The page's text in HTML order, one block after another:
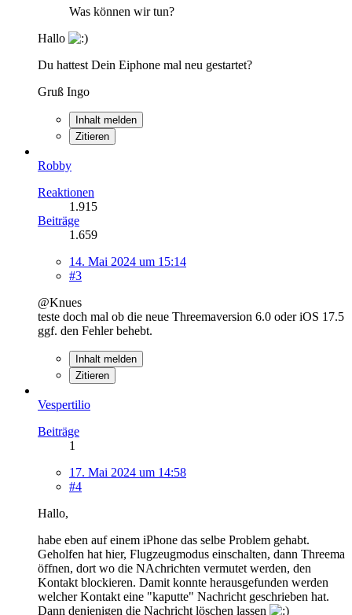
Was können wir tun?
Hallo
Du hattest Dein Eiphone mal neu gestartet?
Gruß Ingo
Inhalt melden
Zitieren
Robby
Reaktionen
1.915
Beiträge
1.659
14. Mai 2024 um 15:14
#3
@Knues
teste doch mal ob die neue Threemaversion 6.0 oder iOS 17.5
ggf. den Fehler behebt.
Inhalt melden
Zitieren
Vespertilio
Beiträge
1
17. Mai 2024 um 14:58
#4
Hallo,
habe eben auf einem iPhone das selbe Problem gehabt.
Geholfen hat hier, Flugzeugmodus einschalten, dann Threema
öffnen, dort wo die NAchrichten vermutet werden, den
Kontakt blockieren. Damit konnte herausgefunden werden
welcher Kontakt eine "kaputte" Nachricht geschrieben hat.
Dann denjenigen die Nachricht löschen lassen